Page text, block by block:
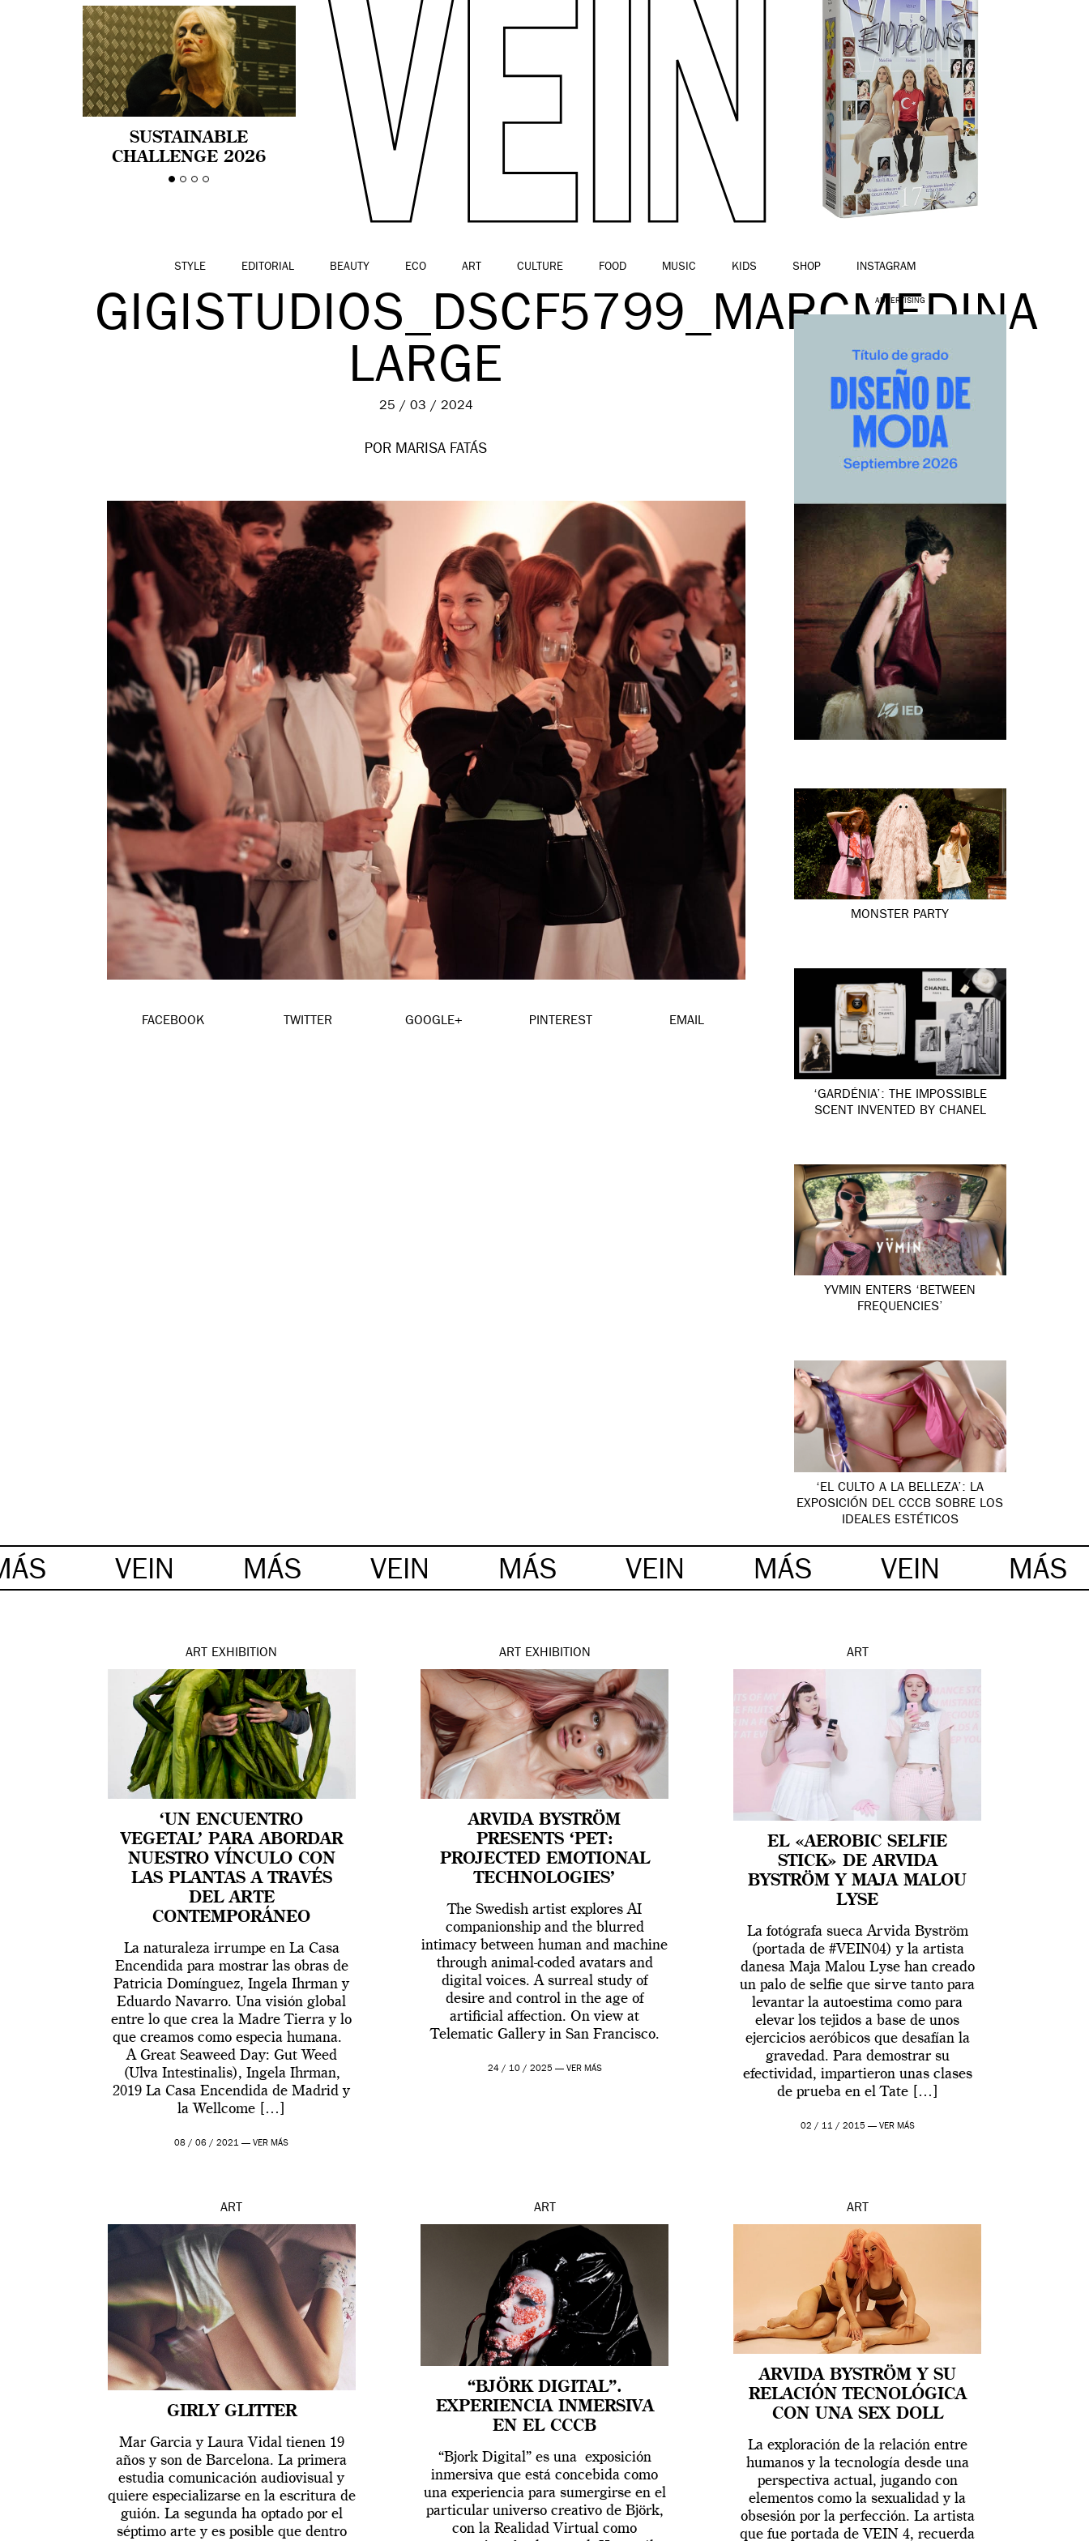
SUSTAINABLE
CHALLENGE 2026
CELEBRA LA
STYLE EDITORIAL BEAUTY ECO ART CULTURE FOOD MUSIC KIDS SHOP INSTAGRAM
GIGISTUDIOS_DSCF5799_MARCMEDINA
LARGE
25 / 03 / 2024
POR MARISA FATÁS
FACEBOOK TWITTER GOOGLE+ PINTEREST EMAIL
ADVERTISING
MONSTER PARTY
‘GARDÉNIA’: THE IMPOSSIBLE
SCENT INVENTED BY CHANEL
YVMIN ENTERS ‘BETWEEN
FREQUENCIES’
‘EL CULTO A LA BELLEZA’: LA
EXPOSICIÓN DEL CCCB SOBRE LOS
IDEALES ESTÉTICOS
VEIN MÁS VEIN MÁS VEIN MÁS VEIN MÁS
ART EXHIBITION
‘UN ENCUENTRO
VEGETAL’ PARA ABORDAR
NUESTRO VÍNCULO CON
LAS PLANTAS A TRAVÉS
DEL ARTE
CONTEMPORÁNEO
La naturaleza irrumpe en La Casa
Encendida para mostrar las obras de
Patricia Domínguez, Ingela Ihrman y
Eduardo Navarro. Una visión global
entre lo que crea la Madre Tierra y lo
que creamos como especia humana.
A Great Seaweed Day: Gut Weed
(Ulva Intestinalis), Ingela Ihrman,
2019 La Casa Encendida de Madrid y
la Wellcome […]
08 / 06 / 2021 —VER MÁS
ART EXHIBITION
ARVIDA BYSTRÖM
PRESENTS ‘PET:
PROJECTED EMOTIONAL
TECHNOLOGIES’
The Swedish artist explores AI
companionship and the blurred
intimacy between human and machine
through animal-coded avatars and
digital voices. A surreal study of
desire and control in the age of
artificial affection. On view at
Telematic Gallery in San Francisco.
24 / 10 / 2025 — VER MÁS
ART
EL «AEROBIC SELFIE
STICK» DE ARVIDA
BYSTRÖM Y MAJA MALOU
LYSE
La fotógrafa sueca Arvida Byström
(portada de #VEIN04) y la artista
danesa Maja Malou Lyse han creado
un palo de selfie que sirve tanto para
levantar la autoestima como para
elevar los tejidos a base de unos
ejercicios aeróbicos que desafían la
gravedad. Para demostrar su
efectividad, impartieron unas clases
de prueba en el Tate […]
02 / 11 / 2015 — VER MÁS
ART
GIRLY GLITTER
Mar Garcia y Laura Vidal tienen 19
años y son de Barcelona. La primera
estudia comunicación audiovisual y
quiere especializarse en la escritura de
guión. La segunda ha optado por el
séptimo arte y es posible que dentro
ART
“BJÖRK DIGITAL”.
EXPERIENCIA INMERSIVA
EN EL CCCB
“Bjork Digital” es una exposición
inmersiva que está concebida como
una experiencia para sumergirse en el
particular universo creativo de Björk,
con la Realidad Virtual como
ART
ARVIDA BYSTRÖM Y SU
RELACIÓN TECNOLÓGICA
CON UNA SEX DOLL
La exploración de la relación entre
humanos y la tecnología desde una
perspectiva actual, jugando con
elementos como la sexualidad y la
obsesión por la perfección. La artista
que fue portada de VEIN 4, recuerda